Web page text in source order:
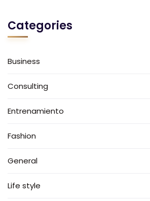
Categories
Business
Consulting
Entrenamiento
Fashion
General
Life style